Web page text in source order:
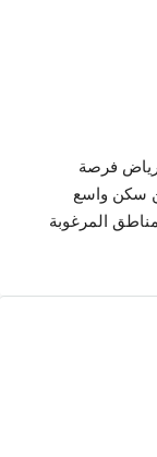
فرصة
عن سكن واسع
المرغوبة